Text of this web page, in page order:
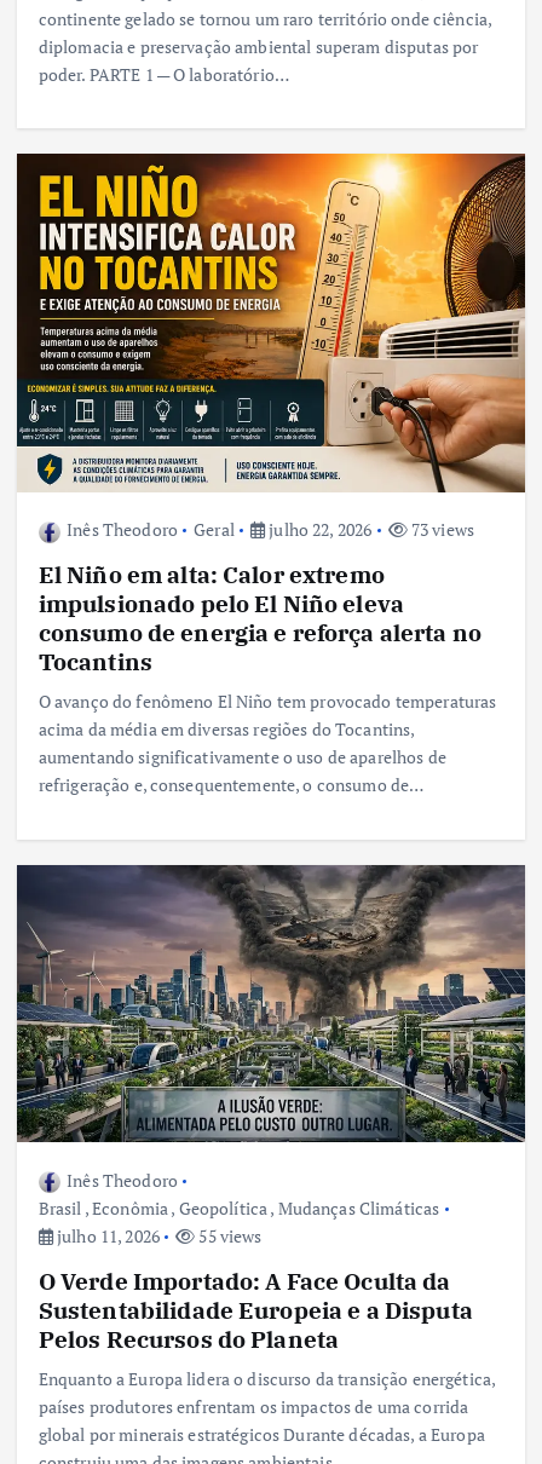
continente gelado se tornou um raro território onde ciência,
diplomacia e preservação ambiental superam disputas por
poder. PARTE 1 — O laboratório…
Inês Theodoro Geral julho 22, 2026 73 views
El Niño em alta: Calor extremo
impulsionado pelo El Niño eleva
consumo de energia e reforça alerta no
Tocantins
O avanço do fenômeno El Niño tem provocado temperaturas
acima da média em diversas regiões do Tocantins,
aumentando significativamente o uso de aparelhos de
refrigeração e, consequentemente, o consumo de…
Inês Theodoro
Brasil ,Econômia , Geopolítica , Mudanças Climáticas
julho 11, 2026
55 views
O Verde Importado: A Face Oculta da
Sustentabilidade Europeia e a Disputa
Pelos Recursos do Planeta
Enquanto a Europa lidera o discurso da transição energética,
países produtores enfrentam os impactos de uma corrida
global por minerais estratégicos Durante décadas, a Europa